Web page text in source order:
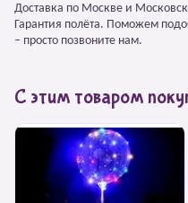
Доставка по Москве и
Гарантия полёта. Поможем
– просто позвоните нам.
С этим товаром